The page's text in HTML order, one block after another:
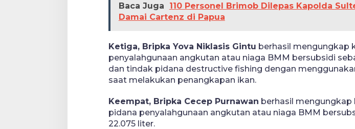
Baca Juga
110 Personel Brimob Dilepas Kapolda
Damai Cartenz di Papua
Ketiga, Bripka Yova Niklasis Gintu berhasil mengungkap
penyalahgunaan angkutan atau niaga BMM bersubsidi
dan tindak pidana destructive fishing dengan
saat melakukan penangkapan ikan.
Keempat, Bripka Cecep Purnawan berhasil mengungkap
pidana penyalahgunaan angkutan atau niaga BMM
22.075 liter.